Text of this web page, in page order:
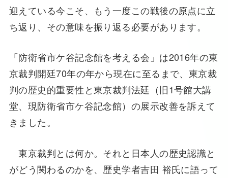
迎えている今こそ、もう一度この戦後の原点に立
ち返り、その意味を振り返る必要があります。
「防衛省市ケ谷記念館を考える会」は2016年の東
京裁判開廷70年の年から現在に至るまで、東京裁
判の歴史的重要性と東京裁判法廷（旧1号館大講
堂、現防衛省市ケ谷記念館）の展示改善を訴えて
きました。
東京裁判とは何か。それと日本人の歴史認識と
がどう関わるのかを、歴史学者吉田 裕氏に語って